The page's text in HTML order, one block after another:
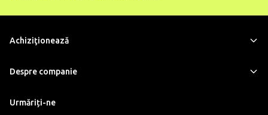
Achiziţionează
Despre companie
Urmăriți-ne